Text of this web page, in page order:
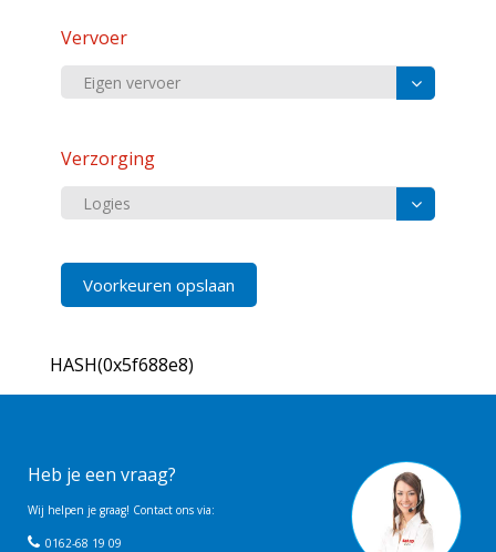
Vervoer
Verzorging
Voorkeuren opslaan
HASH(0x5f688e8)
Heb je een vraag?
Wij helpen je graag! Contact ons via:
0162-68 19 09